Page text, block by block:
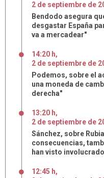
2 de septiembre de
Bendodo asegura
desgastar España
va a mercadear"
14:20 h,
2 de septiembre de
Podemos, sobre el
una moneda de
derecha"
13:20 h,
2 de septiembre de
Sánchez, sobre
consecuencias,
han visto
12:45 h,